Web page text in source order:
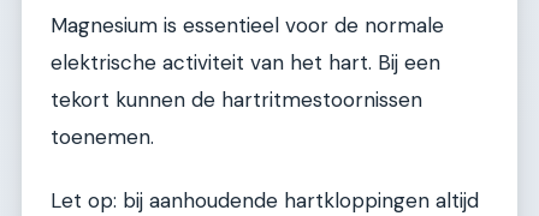
Magnesium is essentieel voor de normale
elektrische activiteit van het hart. Bij een
tekort kunnen de hartritmestoornissen
toenemen.
Let op: bij aanhoudende hartkloppingen altijd